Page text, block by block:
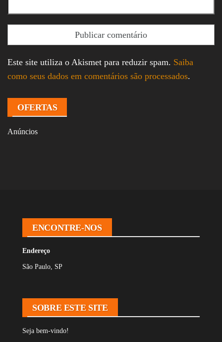
Este site utiliza o Akismet para reduzir spam. Saiba
como seus dados em comentários são processados.
OFERTAS
Anúncios
ENCONTRE-NOS
Endereço
São Paulo, SP
SOBRE ESTE SITE
Seja bem-vindo!